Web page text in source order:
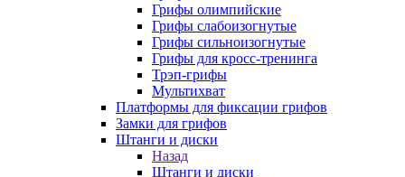
Грифы олимпийские
Грифы слабоизогнутые
Грифы сильноизогнутые
Грифы для кросс-тренинга
Трэп-грифы
Мультихват
Платформы для фиксации грифов
Замки для грифов
Штанги и диски
Назад
Штанги и диски